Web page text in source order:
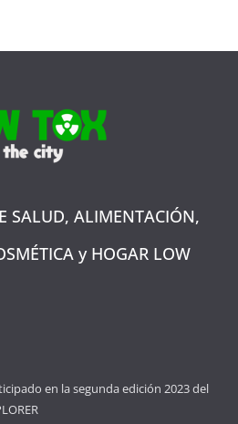
SALUD, ALIMENTACIÓN,
y HOGAR LOW
en la segunda edición 2023 del